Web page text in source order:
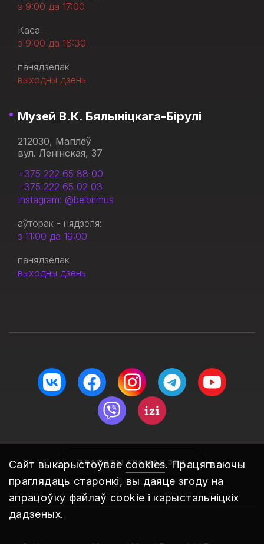
Сайт выкарыстоўвае cookies. Працягваючы
праглядаць старонкі, вы даяце згоду на
апрацоўку файлаў cookie і карыстальніцкіх
дадзеных.
з 9:00 да 17:00
Каса
з 9:00 да 16:30
панядзелак
выходны дзень
Музей В.К. Бялыніцкага-Бірулі
212030, Магілёў
вул. Ленінская, 37
+375 222 65 88 00
+375 222 65 02 03
Instagram: @belbirmus
аўторак - нядзеля:
з 11:00 да 19:00
панядзелак
выходны дзень
ЗВАРОТЫ ГРАМАДЗЯН